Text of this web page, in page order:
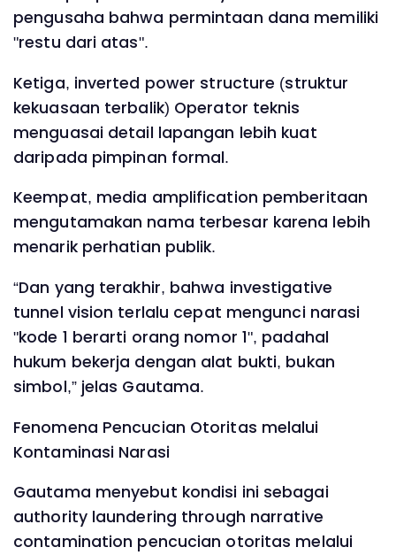
pengusaha bahwa permintaan dana memiliki
"restu dari atas".
Ketiga, inverted power structure (struktur
kekuasaan terbalik) Operator teknis
menguasai detail lapangan lebih kuat
daripada pimpinan formal.
Keempat, media amplification pemberitaan
mengutamakan nama terbesar karena lebih
menarik perhatian publik.
“Dan yang terakhir, bahwa investigative
tunnel vision terlalu cepat mengunci narasi
"kode 1 berarti orang nomor 1", padahal
hukum bekerja dengan alat bukti, bukan
simbol,” jelas Gautama.
Fenomena Pencucian Otoritas melalui
Kontaminasi Narasi
Gautama menyebut kondisi ini sebagai
authority laundering through narrative
contamination pencucian otoritas melalui